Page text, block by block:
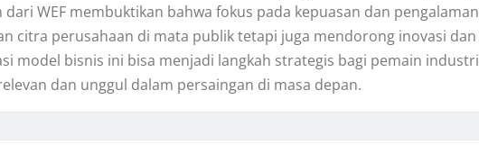
WEF membuktikan bahwa fokus pada kepuasan dan pengalaman
citra perusahaan di mata publik tetapi juga mendorong inovasi dan
model bisnis ini bisa menjadi langkah strategis bagi pemain industri
dan unggul dalam persaingan di masa depan.